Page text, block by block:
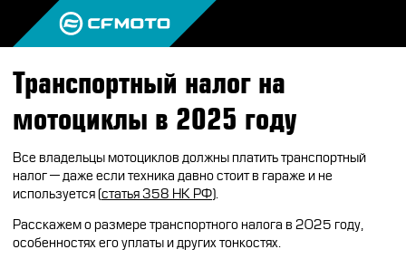
ПРОДУКЦИЯ
МОТОЦИКЛЫ
ЭКИПИРОВКА
МИР CFMOTO
О CFMOTO
ГАЛЕРЕЯ
НОВОСТИ
ТЕСТ-ДРАЙВ
Транспортный налог на
мотоциклы в 2025 году
Все владельцы мотоциклов должны платить транспортный
налог — даже если техника давно стоит в гараже и не
используется (статья 358 НК РФ).
Расскажем о размере транспортного налога в 2025 году,
особенностях его уплаты и других тонкостях.